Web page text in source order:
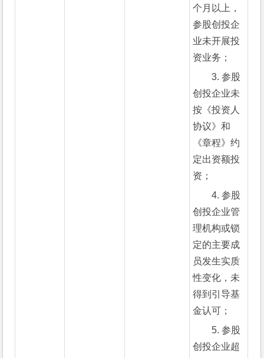
个月以上，
参股创投企
业未开展投
资业务；
3. 参股
创投企业未
按《投资人
协议》和
《章程》约
定出资额投
资；
4. 参股
创投企业管
理机构或锁
定的主要成
员发生实质
性变化，未
得到引导基
金认可；
5. 参股
创投企业超